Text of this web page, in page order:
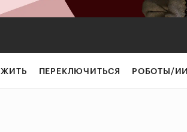
ЖИТЬ ПЕРЕКЛЮЧИТЬСЯ РОБОТЫ/ИИ